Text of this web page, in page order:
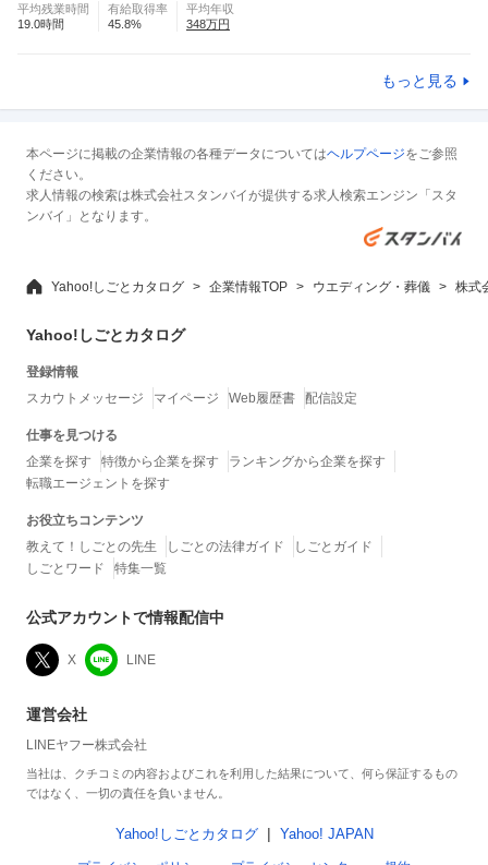
平均残業時間
19.0時間
有給取得率
45.8%
平均年収
348万円
もっと見る
本ページに掲載の企業情報の各種データについてはヘルプページをご参照
ください。
求人情報の検索は株式会社スタンバイが提供する求人検索エンジン「スタ
ンバイ」となります。
Yahoo!しごとカタログ 企業情報TOP ウエディング・葬儀 株式
Yahoo!しごとカタログ
登録情報
スカウトメッセージ
マイページ Web履歴書 配信設定
仕事を見つける
企業を探す
特徴から企業を探す
ランキングから企業を探す
転職エージェントを探す
お役立ちコンテンツ
教えて！しごとの先生
しごとの法律ガイド
しごとガイド
しごとワード
特集一覧
公式アカウントで情報配信中
X LINE
運営会社
LINEヤフー株式会社
当社は、クチコミの内容およびこれを利用した結果について、何ら保証するもの
ではなく、一切の責任を負いません。
Yahoo!しごとカタログ Yahoo! JAPAN